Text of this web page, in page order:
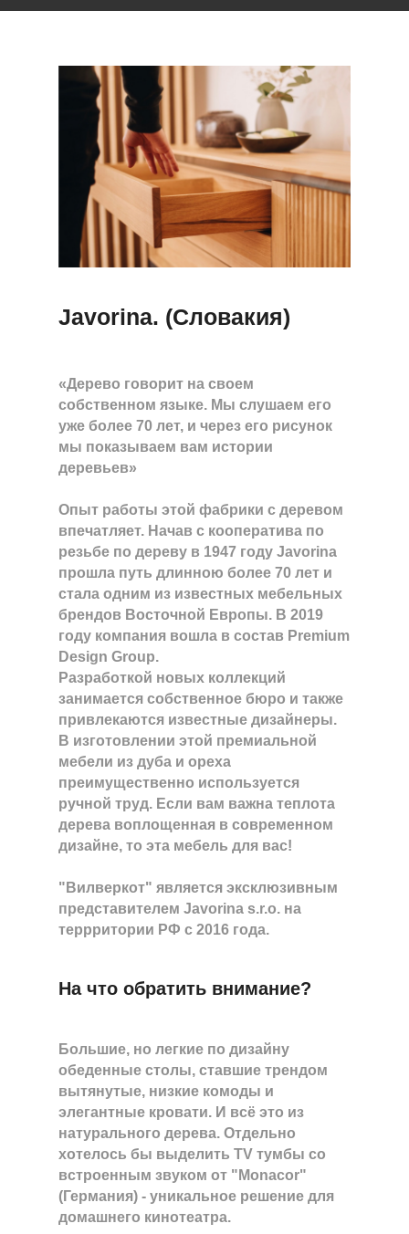
Javorina. (Словакия)
На что обратить внимание?
«Дерево говорит на своем
собственном языке. Мы слушаем его
уже более 70 лет, и через его рисунок
мы показываем вам истории
деревьев»
Опыт работы этой фабрики с деревом
впечатляет. Начав с кооператива по
резьбе по дереву в 1947 году Javorina
прошла путь длинною более 70 лет и
стала одним из известных мебельных
брендов Восточной Европы. В 2019
году компания вошла в состав Premium
Design Group.
Разработкой новых коллекций
занимается собственное бюро и также
привлекаются известные дизайнеры.
В изготовлении этой премиальной
мебели из дуба и ореха
преимущественно используется
ручной труд. Если вам важна теплота
дерева воплощенная в современном
дизайне, то эта мебель для вас!
"Вилверкот" является эксклюзивным
представителем Javorina s.r.o. на
террритории РФ с 2016 года.
Большие, но легкие по дизайну
обеденные столы, ставшие трендом
вытянутые, низкие комоды и
элегантные кровати. И всё это из
натурального дерева. Отдельно
хотелось бы выделить TV тумбы со
встроенным звуком от "Monacor"
(Германия) - уникальное решение для
домашнего кинотеатра.